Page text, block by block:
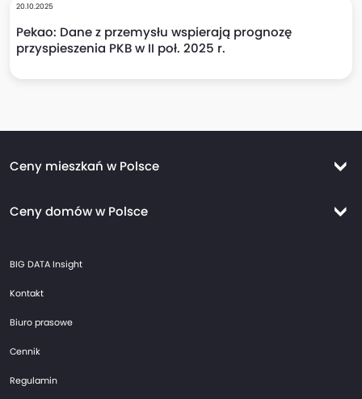
20.10.2025
Pekao: Dane z przemysłu wspierają prognozę
przyspieszenia PKB w II poł. 2025 r.
Ceny mieszkań w Polsce
Ceny mieszkań Kraków
Ceny domów w Polsce
Ceny domów Kraków
Ceny domów Wrocław
Ceny domów Trójmiasto
Ceny domów Gdańsk
Ceny domów Gdynia
BIG DATA Insight
Kontakt
Biuro prasowe
Cennik
Regulamin